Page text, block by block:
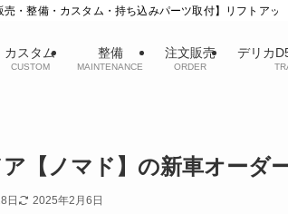
・整備・カスタム・持ち込みパーツ取付】リフトアッ
カスタム
CUSTOM
整備
MAINTENANCE
注文販売
ORDER
デリカ
【ノマド】の新車オーダ
日 2025年2月6日